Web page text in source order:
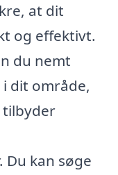
at dit
og effektivt.
du nemt
dit område,
tilbyder
kan søge